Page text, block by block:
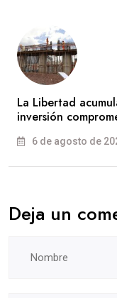
La Libertad
inversión
6 de agosto de
Deja un